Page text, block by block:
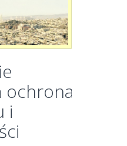
ochrona
i